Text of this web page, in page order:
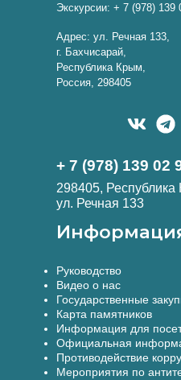
Экскурсии: + 7 (978) 139
Адрес: ул. Речная 133,
г. Бахчисарай,
Республика Крым,
Россия, 298405
+ 7 (978) 139 02
298405, Республика
ул. Речная 133
Руководство
Видео о нас
Государственные
Карта памятников
Информация для
Официальная
Противодействие
Мероприятия по